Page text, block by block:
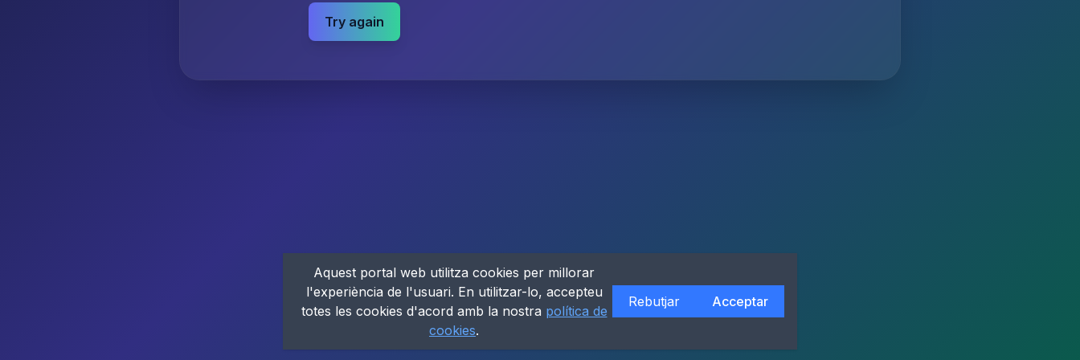
Try again
Aquest portal web utilitza cookies per millorar
l'experiència de l'usuari. En utilitzar-lo, accepteu
totes les cookies d'acord amb la nostra política de
cookies.
Rebutjar Acceptar